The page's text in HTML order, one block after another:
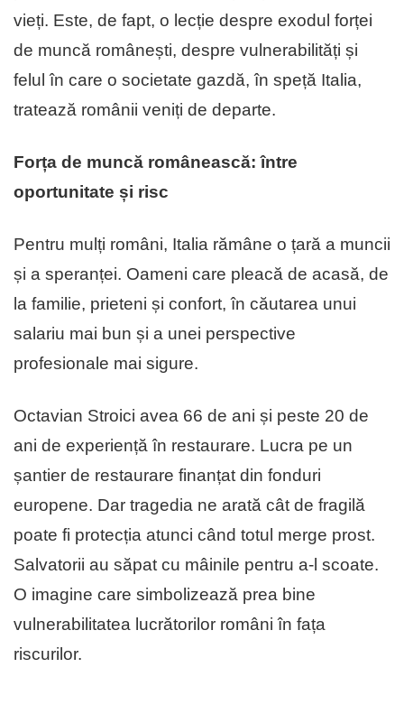
vieți. Este, de fapt, o lecție despre exodul forței
de muncă românești, despre vulnerabilități și
felul în care o societate gazdă, în speță Italia,
tratează românii veniți de departe.
Forța de muncă românească: între
oportunitate și risc
Pentru mulți români, Italia rămâne o țară a muncii
și a speranței. Oameni care pleacă de acasă, de
la familie, prieteni și confort, în căutarea unui
salariu mai bun și a unei perspective
profesionale mai sigure.
Octavian Stroici avea 66 de ani și peste 20 de
ani de experiență în restaurare. Lucra pe un
șantier de restaurare finanțat din fonduri
europene. Dar tragedia ne arată cât de fragilă
poate fi protecția atunci când totul merge prost.
Salvatorii au săpat cu mâinile pentru a-l scoate.
O imagine care simbolizează prea bine
vulnerabilitatea lucrătorilor români în fața
riscurilor.